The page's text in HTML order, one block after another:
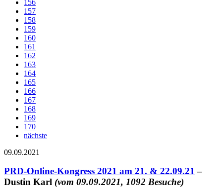
156
157
158
159
160
161
162
163
164
165
166
167
168
169
170
nächste
09.09.2021
PRD-Online-Kongress 2021 am 21. & 22.09.21 –
Dustin Karl (vom 09.09.2021, 1092 Besuche)